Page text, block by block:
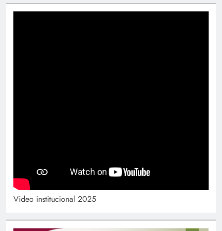
Video institucional 2025